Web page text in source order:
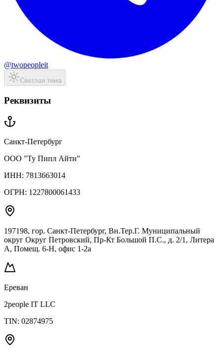
@twopeopleit
Светлая тема
Реквизиты
Санкт-Петербург
ООО "Ту Пипл Айти"
ИНН: 7813663014
ОГРН: 1227800061433
197198, гор. Санкт-Петербург, Вн.Тер.Г. Муниципальный
округ Округ Петровский, Пр-Кт Большой П.С., д. 2/1, Литера
А, Помещ. 6-Н, офис 1-2а
Ереван
2people IT LLC
TIN: 02874975